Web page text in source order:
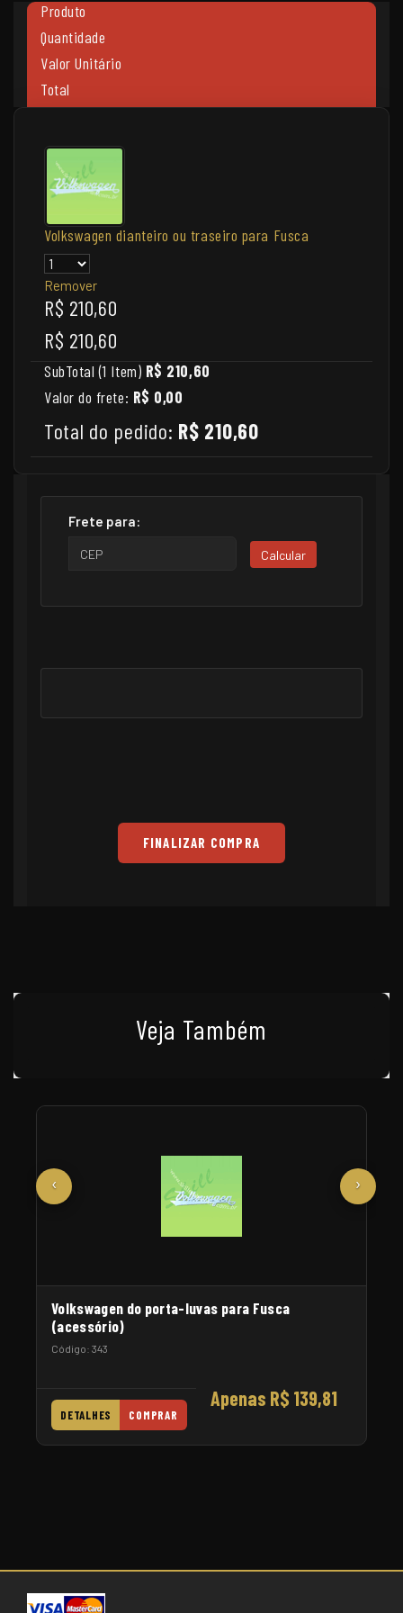
Produto
Quantidade
Valor Unitário
Total
Volkswagen dianteiro ou traseiro para Fusca
Remover
R$ 210,60
R$ 210,60
SubTotal (1 Item) R$ 210,60
Valor do frete: R$ 0,00
Total do pedido: R$ 210,60
Frete para:
Calcular
FINALIZAR COMPRA
Veja Também
Volkswagen do porta-luvas para Fusca
(acessório)
Código: 343
Apenas R$ 139,81
DETALHES COMPRAR
‹ ›